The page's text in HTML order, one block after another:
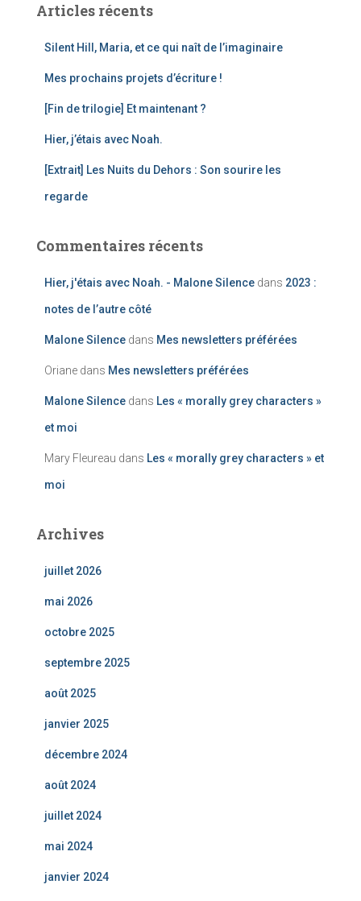
h
Articles récents
Silent Hill, Maria, et ce qui naît de l’imaginaire
Mes prochains projets d’écriture !
[Fin de trilogie] Et maintenant ?
Hier, j’étais avec Noah.
[Extrait] Les Nuits du Dehors : Son sourire les
regarde
Commentaires récents
Hier, j'étais avec Noah. - Malone Silence dans 2023 :
notes de l’autre côté
Malone Silence dans Mes newsletters préférées
Oriane dans Mes newsletters préférées
Malone Silence dans Les « morally grey characters »
et moi
Mary Fleureau dans Les « morally grey characters » et
moi
Archives
juillet 2026
mai 2026
octobre 2025
septembre 2025
août 2025
janvier 2025
décembre 2024
août 2024
juillet 2024
mai 2024
janvier 2024